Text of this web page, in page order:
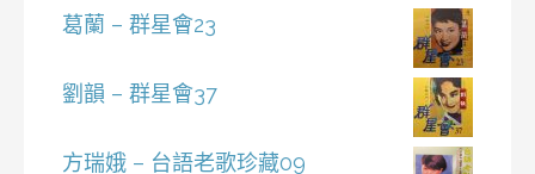
葛蘭 – 群星會23
劉韻 – 群星會37
方瑞娥 – 台語老歌珍藏09